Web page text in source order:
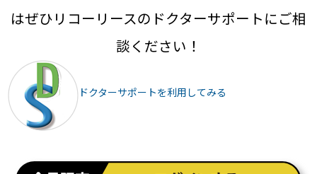
はぜひリコーリースのドクターサポートにご相
談ください！
ドクターサポートを利用してみる